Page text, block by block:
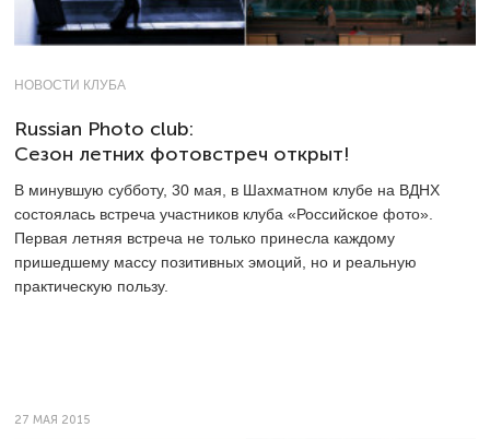
НОВОСТИ КЛУБА
Russian Photo club:
Сезон летних фотовстреч открыт!
В минувшую субботу, 30 мая, в Шахматном клубе на ВДНХ
состоялась встреча участников клуба «Российское фото».
Первая летняя встреча не только принесла каждому
пришедшему массу позитивных эмоций, но и реальную
практическую пользу.
27 МАЯ 2015